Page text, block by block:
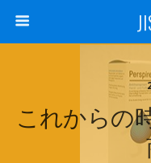
これからの